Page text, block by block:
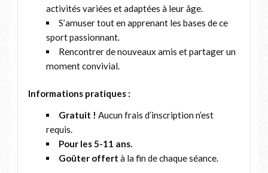
activités variées et adaptées à leur âge.
S’amuser tout en apprenant les bases de ce
sport passionnant.
Rencontrer de nouveaux amis et partager un
moment convivial.
Informations pratiques :
Gratuit ! Aucun frais d’inscription n’est
requis.
Pour les 5-11 ans.
Goûter offert à la fin de chaque séance.